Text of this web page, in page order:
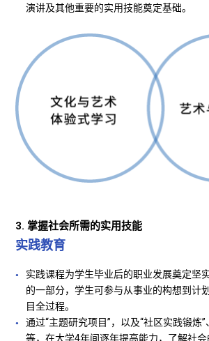
演讲及其他重要的实用技能奠定基础。
3. 掌握社会所需的实用技能
实践教育
实践课程为学生毕业后的职业发展奠定坚
的一部分，学生可参与从事业的构想到计
目全过程。
通过“主题研究项目”，以及“社区实践锻炼”
等，在大学4年间逐年提高能力，了解社